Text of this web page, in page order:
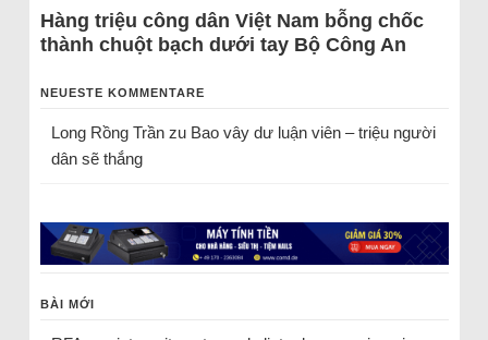
Hàng triệu công dân Việt Nam bỗng chốc
thành chuột bạch dưới tay Bộ Công An
NEUESTE KOMMENTARE
Long Rồng Trầnzu Bao vây dư luận viên – triệu người
dân sẽ thắng
BÀI MỚI